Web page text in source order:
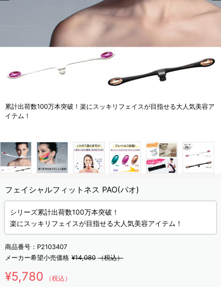
累計出荷数100万本突破！楽にスッキリフェイスが目指せる大人気美容ア
イテム！
フェイシャルフィットネス PAO(パオ)
シリーズ累計出荷数100万本突破！
楽にスッキリフェイスが目指せる大人気美容アイテム！
商品番号： P2103407
メーカー希望小売価格 ¥14,080 （税込）
¥5,780 （税込）